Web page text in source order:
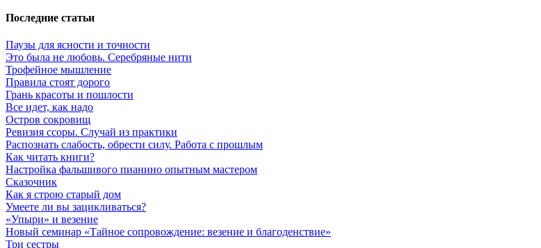
Последние статьи
Паузы для ясности и точности
Это была не любовь. Серебряные нити
Трофейное мышление
Правила стоят дорого
Грань красоты и пошлости
Все идет, как надо
Остров сокровищ
Ревизия ссоры. Случай из практики
Распознать слабость, обрести силу. Работа с прошлым
Как читать книги?
Настройка фальшивого пианино опытным мастером
Сказочник
Как я строю старый дом
Умеете ли вы зацикливаться?
«Упыри» и везение
Новый семинар «Тайное сопровождение: везение и благоденствие»
Три сестры